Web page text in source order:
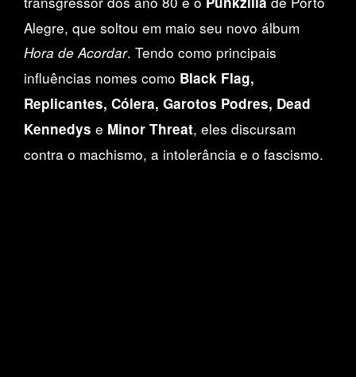
Alegre, que soltou em maio seu novo álbum
Hora de Acordar. Tendo como principais
influências nomes como Black Flag,
Replicantes, Cólera, Garotos Podres, Dead
Kennedys e Minor Threat, eles discursam
contra o machismo, a intolerância e o fascismo.